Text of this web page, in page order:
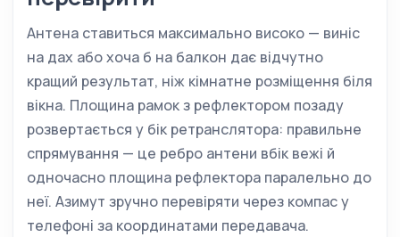
Антена ставиться максимально високо — виніс
на дах або хоча б на балкон дає відчутно
кращий результат, ніж кімнатне розміщення біля
вікна. Площина рамок з рефлектором позаду
розвертається у бік ретранслятора: правильне
спрямування — це ребро антени вбік вежі й
одночасно площина рефлектора паралельно до
неї. Азимут зручно перевіряти через компас у
телефоні за координатами передавача.